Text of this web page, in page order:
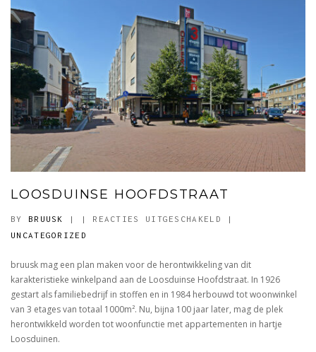
LOOSDUINSE HOOFDSTRAAT
BY BRUUSK | | REACTIES UITGESCHAKELD VOOR
|
UNCATEGORIZED
bruusk mag een plan maken voor de herontwikkeling van dit
karakteristieke winkelpand aan de Loosduinse Hoofdstraat. In 1926
gestart als familiebedrijf in stoffen en in 1984 herbouwd tot woonwinkel
van 3 etages van totaal 1000m². Nu, bijna 100 jaar later, mag de plek
herontwikkeld worden tot woonfunctie met appartementen in hartje
Loosduinen.